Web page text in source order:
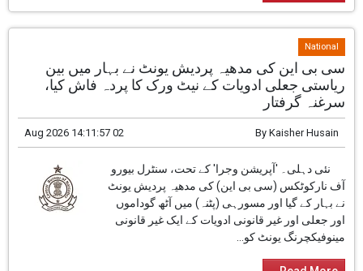
National
سی بی این کی مدھیہ پردیش یونٹ نے بہار میں بین
ریاستی جعلی ادویات کے نیٹ ورک کا پردہ فاش کیا،
سرغنہ گرفتار
02 Aug 2026 14:11:57 By Kaisher Husain
نئی دہلی۔ 'آپریشن وجرا' کے تحت، سنٹرل بیورو
آف نارکوٹکس (سی بی این) کی مدھیہ پردیش یونٹ
نے بہار کے گیا اور مسورہی (پٹنہ) میں آٹھ گوداموں
اور جعلی اور غیر قانونی ادویات کے ایک غیر قانونی
مینوفیکچرنگ یونٹ کو...